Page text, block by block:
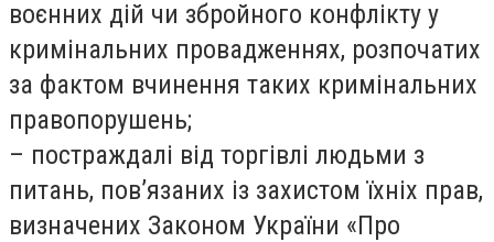
воєнних дій чи збройного конфлікту у
кримінальних провадженнях, розпочатих
за фактом вчинення таких кримінальних
правопорушень;
– постраждалі від торгівлі людьми з
питань, пов’язаних із захистом їхніх прав,
визначених Законом України «Про